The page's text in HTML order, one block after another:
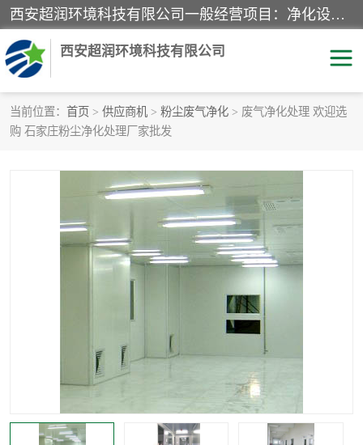
西安超润环境科技有限公司一般经营项目：净化设备、厨房设备、五金机电设备、不锈钢制品、彩钢夹心板、水处理设备的研发、销售；空气净化设备、办公设备、通风设备、建筑材料、金属材料的销售；净化工程、钢结构工程、机电设备工程的设计与施工及技术咨询服务；货物及技术的进出口的业务经营。
西安超润环境科技有限公司
当前位置： 首页 > 供应商机 > 粉尘废气净化 > 废气净化处理 欢迎选
购 石家庄粉尘净化处理厂家批发
洁净手术室
洁净室工程
净化车间工程 GMP车间